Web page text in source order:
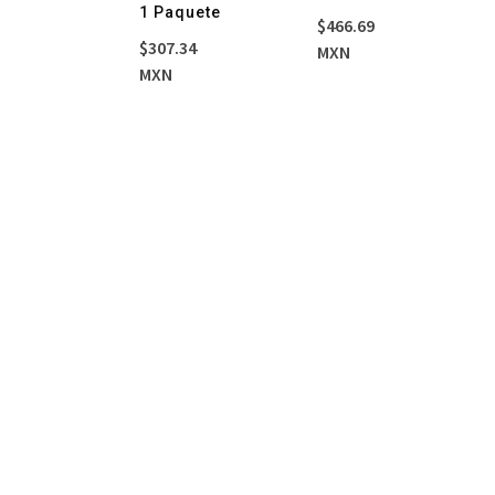
1 Paquete
$307.34
MXN
$466.69
MXN